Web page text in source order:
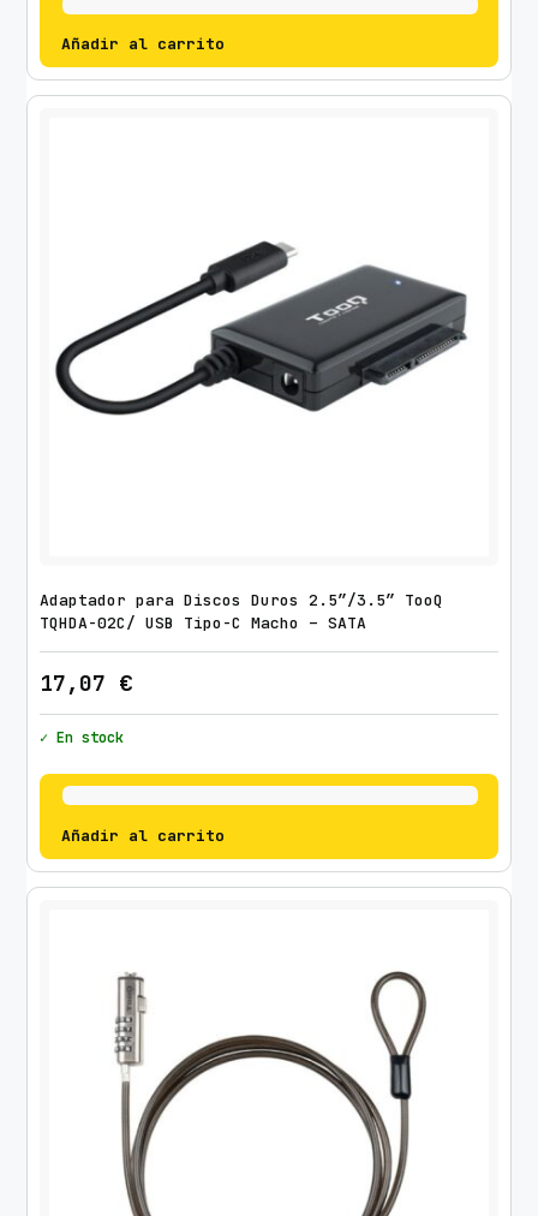
Añadir al carrito
Adaptador para Discos Duros 2.5″/3.5″ TooQ
TQHDA-02C/ USB Tipo-C Macho – SATA
17,07 €
✓ En stock
Añadir al carrito